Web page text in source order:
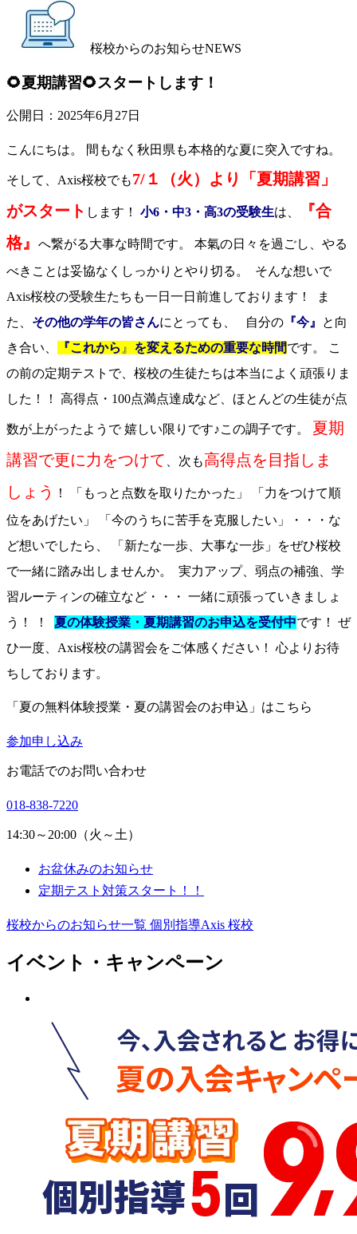
桜校からのお知らせNEWS
🌻夏期講習🌻スタートします！
公開日： 2025年6月27日
こんにちは。 間もなく秋田県も本格的な夏に突入ですね。
そして、Axis桜校でも7/１（火）より「夏期講習」
がスタート します！ 小6・中3・高3の受験生は、
『合
格』
へ繋がる大事な時間です。 本氣の日々を過ごし、やる
べきことは妥協なくしっかりとやり切る。 そんな想いで
Axis桜校の受験生たちも一日一日前進しております！ ま
た、 その他の学年の皆さんにとっても、 自分の 『今』
と向
き合い、
『これから 』 を変えるための重要な時間です。 こ
の前の定期テストで、桜校の生徒たちは本当によく頑張りま
した！！ 高得点・100点満点達成など、ほとんどの生徒が点
数が上がったようで 嬉しい限りです♪この調子です。 夏期
講習で更に力をつけて 、次も高得点を目指しま
しょう
！ 「もっと点数を取りたかった」 「力をつけて順
位をあげたい」 「今のうちに苦手を克服したい」・・・な
ど想いでしたら、 「新たな一歩、大事な一歩」をぜひ桜校
で一緒に踏み出しませんか。 実力アップ、弱点の補強、学
習ルーティンの確立など・・・ 一緒に頑張っていきましょ
う！ ！ 夏の体験授業・夏期講習のお申込を受付中です！ ぜ
ひ一度、Axis桜校の講習会をご体感ください！ 心よりお待
ちしております。
「夏の無料体験授業・夏の講習会のお申込」はこちら
参加申し込み
お電話でのお問い合わせ
018-838-7220
14:30～20:00（火～土）
お盆休みのお知らせ
定期テスト対策スタート！！
桜校からのお知らせ一覧 個別指導Axis 桜校
イベント・キャンペーン